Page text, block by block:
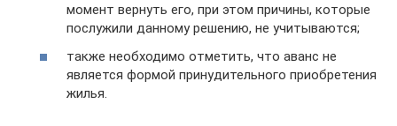
момент вернуть его, при этом причины, которые
послужили данному решению, не учитываются;
также необходимо отметить, что аванс не
является формой принудительного приобретения
жилья.